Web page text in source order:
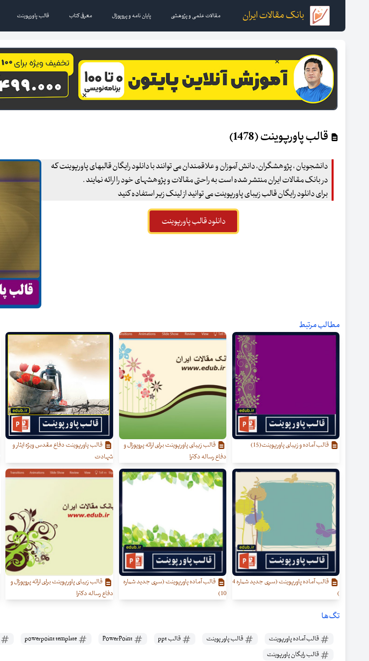
بانک مقالات ایران مقالات علمی و پژوهشی پایان نامه و پروپوزال معرفی کتاب قالب پاورپوینت
قالب پاورپوینت (1478)
دانشجویان ، پژوهشگران، دانش آموزان و علاقمندان می توانند با دانلود رایگان قالبهای پاورپوینت که
در بانک مقالات ایران منتشر شده است به راحتی مقالات و پژوهشهای خود را ارائه نمایند .
برای دانلود رایگان قالب زیبای پاورپوینت می توانید از لینک زیر استفاده کنید
دانلود قالب پاورپوینت
مطالب مرتبط
قالب آماده و زیبای پاورپوینت(15)
قالب زیبای پاورپوینت برای ارائه پروپوزال و
دفاع رساله دکترا
قالب پاورپوینت دفاع مقدس ویژه ایثار و
شهادت
قالب آماده پاورپوینت (سری جدید شماره 4
)
قالب آماده پاورپوینت (سری جدید شماره
10)
قالب زیبای پاورپوینت برای ارائه پروپوزال و
دفاع رساله دکترا
تگ‌ها
قالب آماده پاورپوینت قالب پاور پوینت قالب ppt
قالب رایگان پاورپوینت